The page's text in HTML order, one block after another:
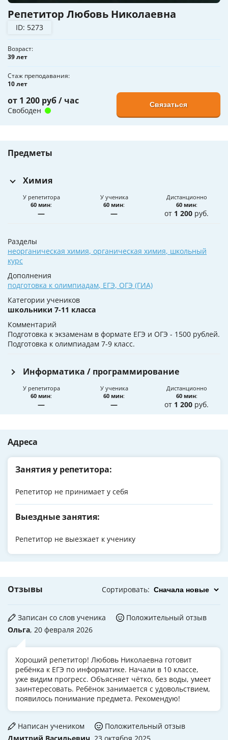
Репетитор Любовь Николаевна
ID: 5273
Возраст
39 лет
Стаж преподавания
10 лет
от 1 200 руб / час
Свободен
Связаться
Предметы
Химия
У репетитора
60 мин:
—
У ученика
60 мин:
—
Дистанционно
60 мин:
от 1 200 руб.
Разделы
неорганическая химия, органическая химия, школьный
курс
Дополнения
подготовка к олимпиадам, ЕГЭ, ОГЭ (ГИА)
Категории учеников
школьники 7-11 класса
Комментарий
Подготовка к экзаменам в формате ЕГЭ и ОГЭ - 1500 рублей.
Подготовка к олимпиадам 7-9 класс.
Информатика / программирование
У репетитора
60 мин:
—
У ученика
60 мин:
—
Дистанционно
60 мин:
от 1 200 руб.
Адреса
Занятия у репетитора:
Репетитор не принимает у себя
Выездные занятия:
Репетитор не выезжает к ученику
Отзывы Сортировать:
Ольга, 20 февраля 2026
Записан со слов ученика Положительный отзыв
Хороший репетитор! Любовь Николаевна готовит
ребёнка к ЕГЭ по информатике. Начали в 10 классе,
уже видим прогресс. Объясняет чётко, без воды, умеет
заинтересовать. Ребёнок занимается с удовольствием,
появилось понимание предмета. Рекомендую!
Написан учеником Положительный отзыв